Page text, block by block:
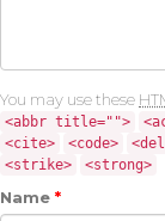
You may use these
<abbr title="">
<cite>
<code>
<strike>
<strong>
Name *